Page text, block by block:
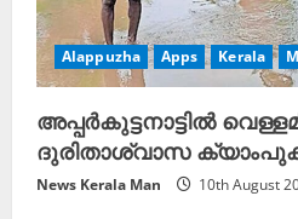
Alappuzha Apps Kerala
അപ്പർകുട്ടനാട്ടിൽ
ദുരിതാശ്വാസ
News Kerala Man 10th August